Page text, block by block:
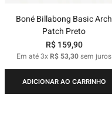
Boné Billabong Basic Arch
Patch Preto
R$ 159,90
Em até3xR$ 53,30sem juros
ADICIONAR AO CARRINHO